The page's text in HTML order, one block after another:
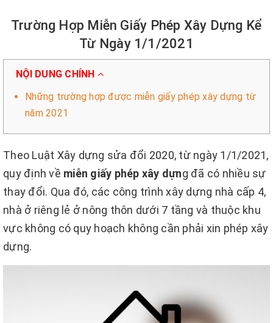
Trường Hợp Miễn Giấy Phép Xây Dựng Kể
Từ Ngày 1/1/2021
NỘI DUNG CHÍNH
Những trường hợp được miễn giấy phép xây dựng từ
năm 2021
Theo Luật Xây dựng sửa đổi 2020, từ ngày 1/1/2021,
quy định về miễn giấy phép xây dựng đã có nhiều sự
thay đổi. Qua đó, các công trình xây dựng nhà cấp 4,
nhà ở riêng lẻ ở nông thôn dưới 7 tầng và thuộc khu
vực không có quy hoạch không cần phải xin phép xây
dựng.